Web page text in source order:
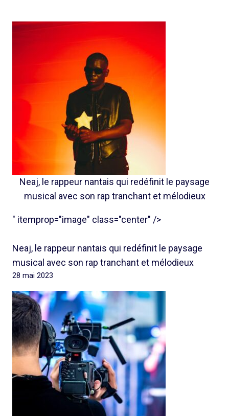
Neaj, le rappeur nantais qui redéfinit le paysage
musical avec son rap tranchant et mélodieux
" itemprop="image" class="center" />
Neaj, le rappeur nantais qui redéfinit le paysage
musical avec son rap tranchant et mélodieux
28 mai 2023